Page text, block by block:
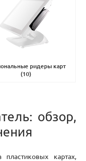
ридеры карт
(10)
обзор,
картах,